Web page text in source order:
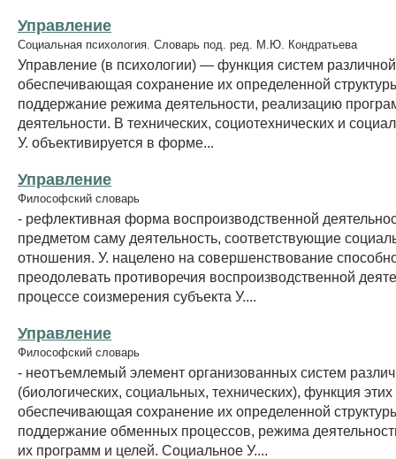
Управление
Социальная психология. Словарь под. ред. М.Ю. Кондратьева
Управление (в психологии) — функция систем
обеспечивающая сохранение их определенной
поддержание режима деятельности, реализацию
деятельности. В технических, социотехнических и
У. объективируется в форме...
Управление
Философский словарь
- рефлективная форма воспроизводственной
предметом саму деятельность, соответствующие
отношения. У. нацелено на совершенствование
преодолевать противоречия воспроизводственной
процессе соизмерения субъекта У....
Управление
Философский словарь
- неотъемлемый элемент организованных систем
(биологических, социальных, технических), функция
обеспечивающая сохранение их определенной
поддержание обменных процессов, режима
их программ и целей. Социальное У....